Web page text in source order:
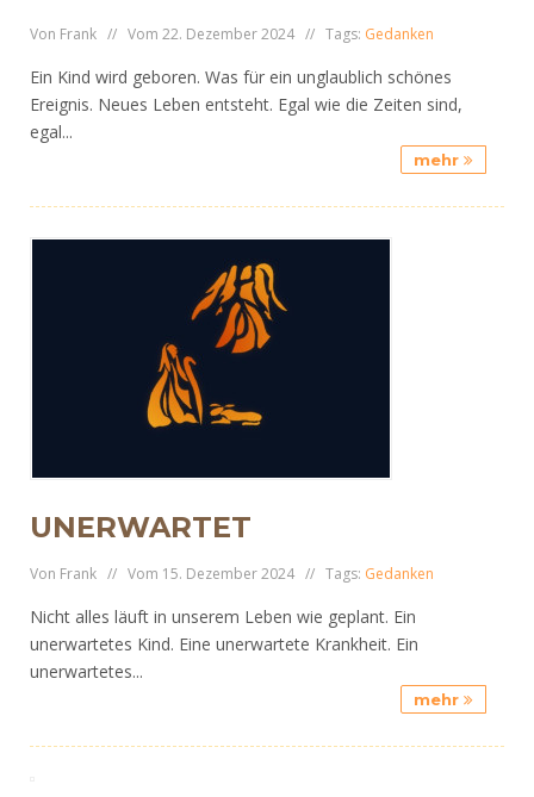
Von Frank // Vom 22. Dezember 2024 // Tags: Gedanken
Ein Kind wird geboren. Was für ein unglaublich schönes
Ereignis. Neues Leben entsteht. Egal wie die Zeiten sind,
egal...
mehr
UNERWARTET
Von Frank // Vom 15. Dezember 2024 // Tags: Gedanken
Nicht alles läuft in unserem Leben wie geplant. Ein
unerwartetes Kind. Eine unerwartete Krankheit. Ein
unerwartetes...
mehr